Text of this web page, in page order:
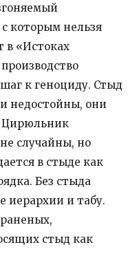
которым нельзя
в «Истоках
к геноциду. Стыд
недостойны, они
Цирюльник
случайны, но
в стыде как
Без стыда
иерархии и табу.
стыд как